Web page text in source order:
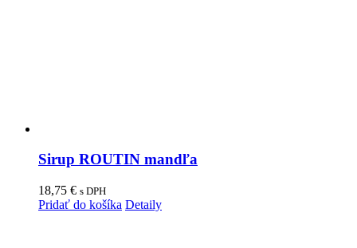
Sirup ROUTIN mandľa
18,75 € s DPH
Pridať do košíka Detaily